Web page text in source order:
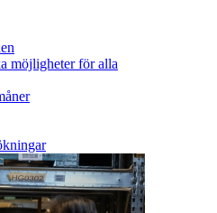
möjligheter för alla